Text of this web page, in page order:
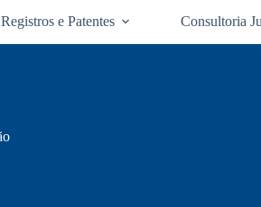
Registros e Patentes Consultoria